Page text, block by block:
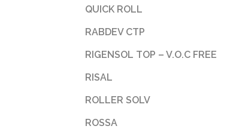
QUICK ROLL
RABDEV CTP
RIGENSOL TOP – V.O.C FREE
RISAL
ROLLER SOLV
ROSSA